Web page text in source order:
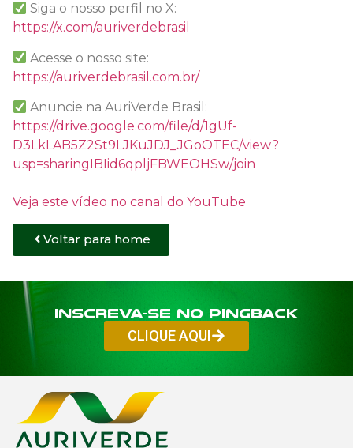
Siga o nosso perfil no X:
https://x.com/auriverdebrasil
Acesse o nosso site:
https://auriverdebrasil.com.br/
Anuncie na AuriVerde Brasil:
https://drive.google.com/file/d/1gUf-
D3LkLAB5Z2St9LJKuJDJ_JGoOTEC/view?
usp=sharingIBIid6qpljFBWEOHSw/join
Veja este vídeo no canal do YouTube
Voltar para home
Inscreva-se no PINGBACK
CLIQUE AQUI